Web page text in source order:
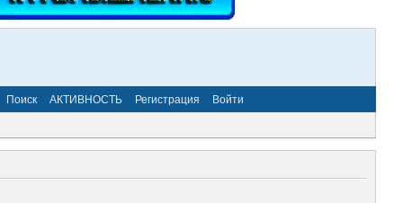
Поиск АКТИВНОСТЬ Регистрация Войти